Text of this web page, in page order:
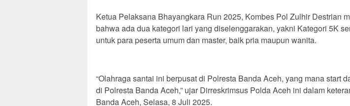
Ketua Pelaksana Bhayangkara Run 2025, Kombes Pol Zulhir Destrian
bahwa ada dua kategori lari yang diselenggarakan, yakni Kategori 5K
untuk para peserta umum dan master, baik pria maupun wanita.
“Olahraga santai ini berpusat di Polresta Banda Aceh, yang mana start
di Polresta Banda Aceh,” ujar Dirreskrimsus Polda Aceh ini dalam
Banda Aceh, Selasa, 8 Juli 2025.